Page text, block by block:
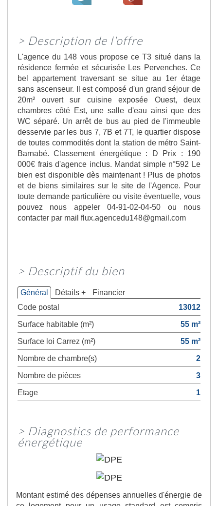
> Description de l'offre
L'agence du 148 vous propose ce T3 situé dans la
résidence fermée et sécurisée Les Pervenches. Ce
bel appartement traversant se situe au 1er étage
sans ascenseur. Il est composé d'un grand séjour de
20m² ouvert sur cuisine exposée Ouest, deux
chambres côté Est, une salle d'eau ainsi que des
WC séparé. Un arrêt de bus au pied de l'immeuble
desservie par les bus 7, 7B et 7T, le quartier dispose
de toutes commodités dont la station de métro Saint-
Barnabé. Classement énergétique : D Prix : 190
000€ frais d'agence inclus. Mandat simple n°592 Le
bien est disponible dès maintenant ! Plus de photos
et de biens similaires sur le site de l'Agence. Pour
toute demande particulière ou visite éventuelle, vous
pouvez nous appeler 04-91-02-04-50 ou nous
contacter par mail flux.agencedu148@gmail.com
> Descriptif du bien
Général Détails +
Financier
Code postal
13012
Surface habitable (m²)
55 m²
Surface loi Carrez (m²)
55 m²
Nombre de chambre(s)
2
Nombre de pièces
3
Etage
1
> Diagnostics de performance
énergétique
Montant estimé des dépenses annuelles d'énergie de